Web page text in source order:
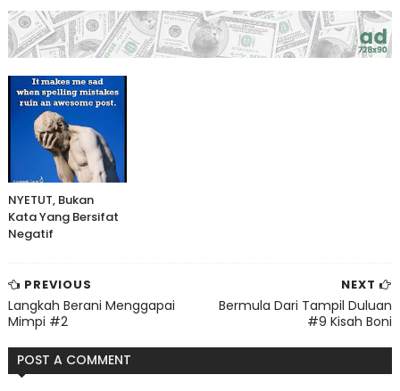
NYETUT, Bukan
Kata Yang Bersifat
Negatif
NEXT
Bermula Dari Tampil Duluan
#9 Kisah Boni
PREVIOUS
Langkah Berani Menggapai
Mimpi #2
POST A COMMENT